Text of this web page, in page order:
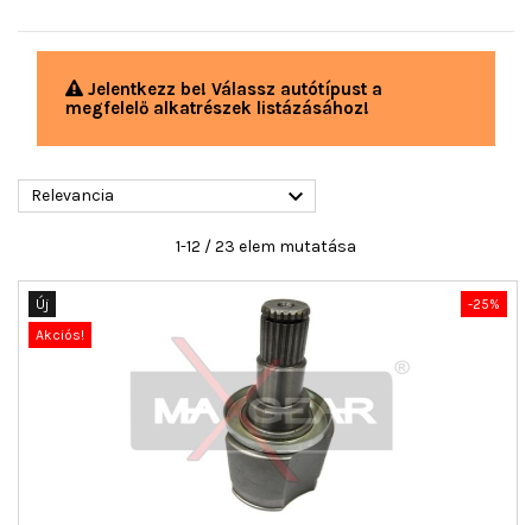
Jelentkezz be! Válassz autótípust a
megfelelő alkatrészek listázásához!
Relevancia 
1-12 / 23 elem mutatása
-25%
Új
Akciós!